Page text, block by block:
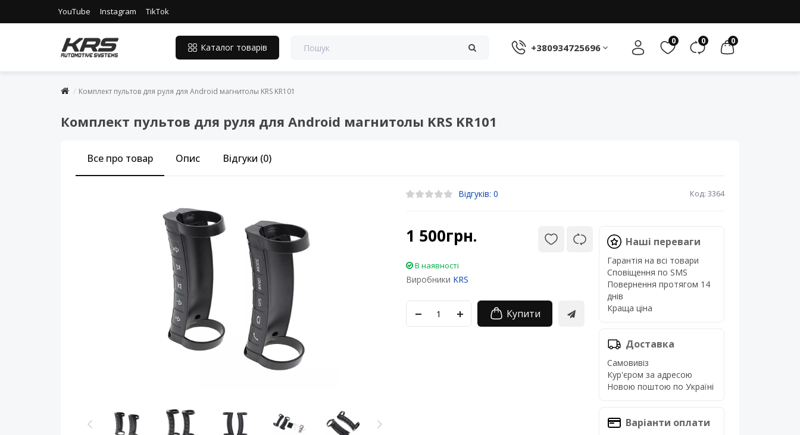
YouTube Instagram TikTok
Каталог товарів +380934725696
0 0 0
Комплект пультов для руля для Android магнитолы KRS KR101
Комплект пультов для руля для Android магнитолы KRS KR101
Все про товар Опис Відгуки (0)
Відгуків: 0 Код: 3364
1 500грн.
В наявності
Виробники KRS
Купити
Наші переваги
Гарантія на всі товари
Сповіщення по SMS
Повернення протягом 14
днів
Краща ціна
Доставка
Самовивіз
Кур'єром за адресою
Новою поштою по Україні
Варіанти оплати